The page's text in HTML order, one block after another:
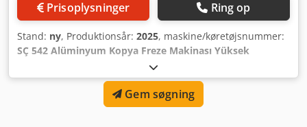
Prisoplysninger Ring op
Stand: ny, Produktionsår: 2025, maskine/køretøjsnummer:
SÇ 542 Alüminyum Kopya Freze Makinası Yüksek
, • Overholder CE-standarderne Dcjdpfx Aisra Nr
Re Sok • Anvendes til bearbejdning af alle profiler, såsom
arm, lås mv. • Arbejder effektivt med avanceret
motorteknologi. • Tilbyder burrfri og problemfri
Gem søgning